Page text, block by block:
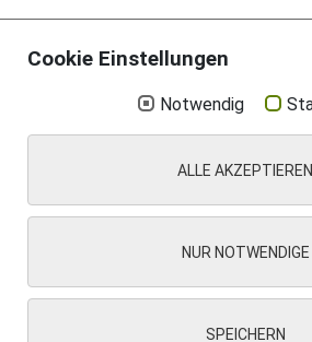
Impressum
Kontakt
Cookie Einstellungen
Notwendig
ALLE AKZEPTIEREN
NUR NOTWENDIGE
SPEICHERN